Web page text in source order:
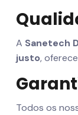
A Sanetech
justo,
Todos os